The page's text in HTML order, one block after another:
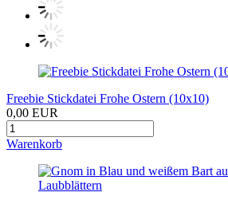
Freebie Stickdatei Frohe Ostern (10x10)
0,00 EUR
Warenkorb